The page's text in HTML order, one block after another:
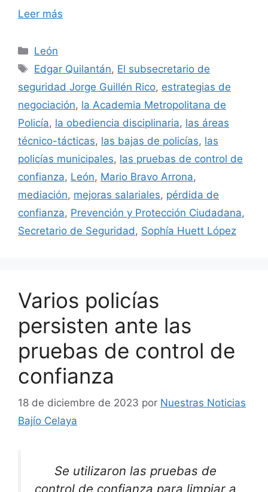
Leer más
Categorías
León
Etiquetas
Edgar Quilantán, El subsecretario de
seguridad Jorge Guillén Rico, estrategias de
negociación, la Academia Metropolitana de
Policía, la obediencia disciplinaria, las áreas
técnico-tácticas, las bajas de policías, las
policías municipales, las pruebas de control de
confianza, León, Mario Bravo Arrona,
mediación, mejoras salariales, pérdida de
confianza, Prevención y Protección Ciudadana,
Secretario de Seguridad, Sophía Huett López
Varios policías
persisten ante las
pruebas de control de
confianza
18 de diciembre de 2023 por Nuestras Noticias
Bajío Celaya
Se utilizaron las pruebas de
control de confianza para limpiar a